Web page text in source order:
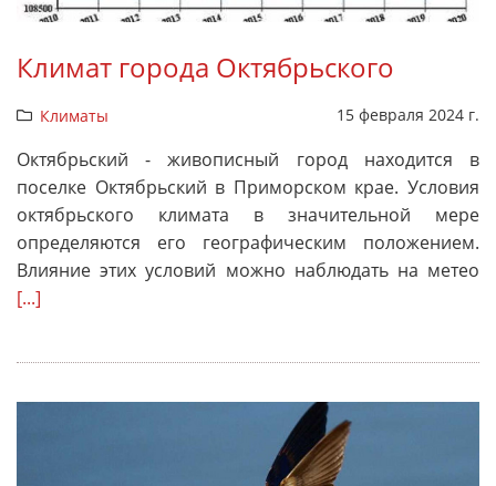
Климат города Октябрьского
Климаты 15 февраля 2024 г.
Октябрьский - живописный город находится в
поселке Октябрьский в Приморском крае. Условия
октябрьского климата в значительной мере
определяются его географическим положением.
Влияние этих условий можно наблюдать на метео
[...]